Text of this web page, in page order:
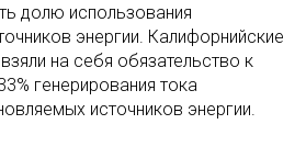
долю использования
энергии. Калифорнийские
на себя обязательство к
генерирования тока
источников энергии.